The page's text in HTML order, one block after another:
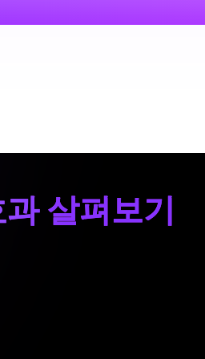
살펴보기